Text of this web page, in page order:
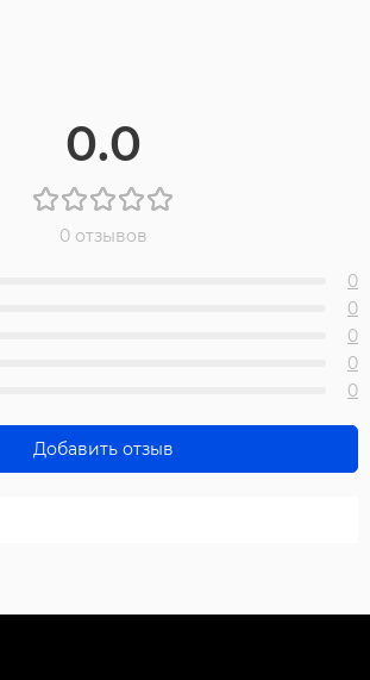
0.0
0 отзывов
0
0
0
0
0
Добавить отзыв